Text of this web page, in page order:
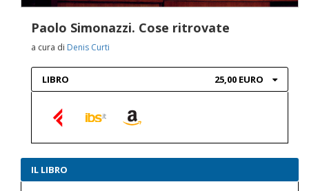
Paolo Simonazzi. Cose ritrovate
a cura di Denis Curti
LIBRO 25,00 EURO
IL LIBRO